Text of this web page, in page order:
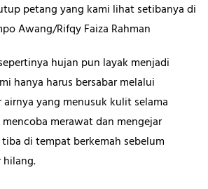
petang yang kami lihat setibanya di
Awang/Rifqy Faiza Rahman
hujan pun layak menjadi
hanya harus bersabar melalui
yang menusuk kulit selama
mencoba merawat dan mengejar
di tempat berkemah sebelum
hilang.